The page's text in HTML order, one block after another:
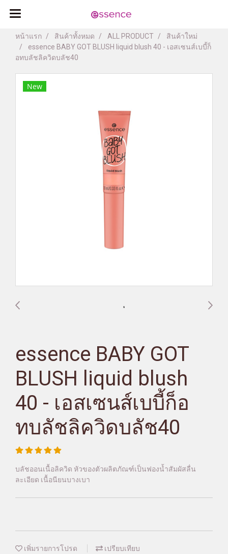
หน้าแรก สินค้าทั้งหมด ALL PRODUCT
สินค้าใหม่
essence BABY GOT BLUSH liquid blush 40 - เอสเซนส์เบบี้ก็
อทบลัชลิควิดบลัช40
New
essence BABY GOT
BLUSH liquid blush
40 - เอสเซนส์เบบี้ก็อ
ทบลัชลิควิดบลัช40
บลัชออนเนื้อลิควิด หัวของตัวผลิตภัณฑ์เป็นฟองน้ำสัมผัสลื่น
ละเอียด เนื้อนียนบางเบา
เพิ่มรายการโปรด เปรียบเทียบ